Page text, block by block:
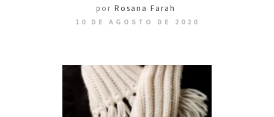
por Rosana Farah
10 DE AGOSTO DE 2020